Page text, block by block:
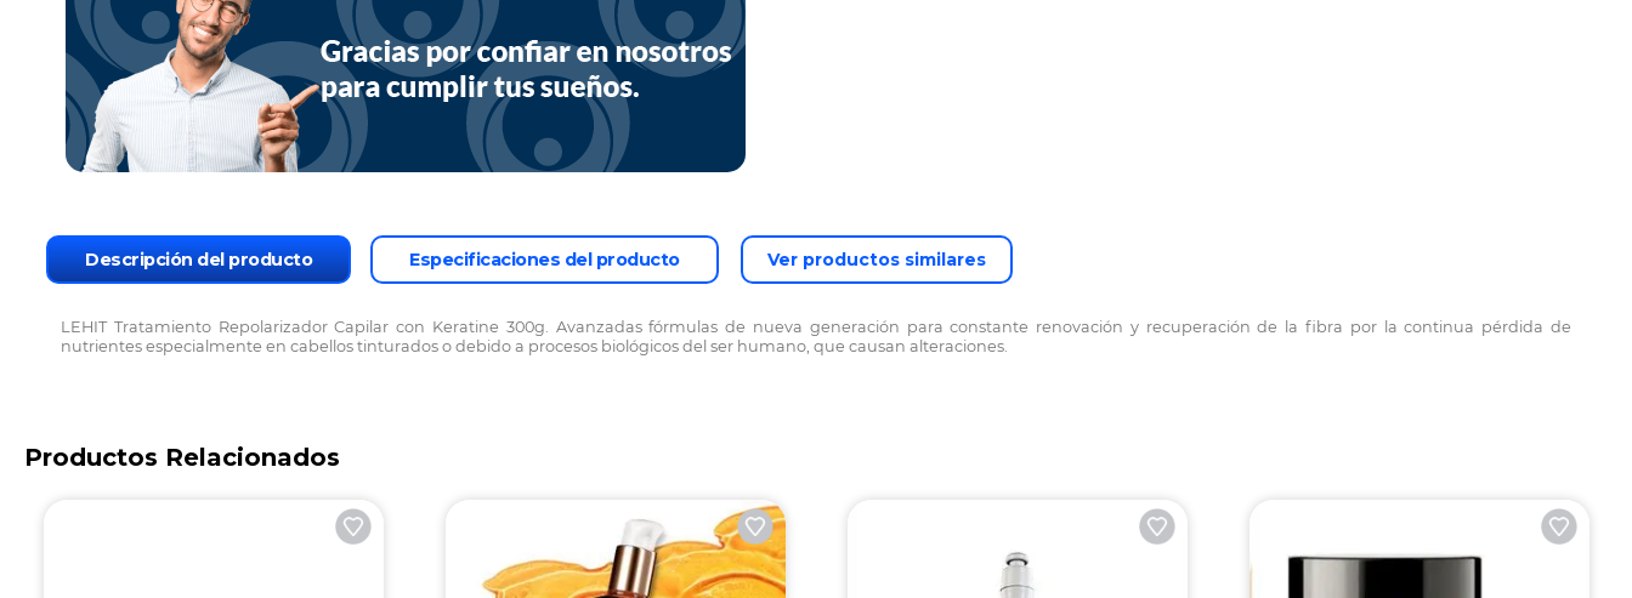
Descripción del producto Especificaciones del producto Ver productos similares
LEHIT Tratamiento Repolarizador Capilar con Keratine 300g. Avanzadas fórmulas de nueva generación para constante renovación y recuperación de la fibra por la continua pérdida de
nutrientes especialmente en cabellos tinturados o debido a procesos biológicos del ser humano, que causan alteraciones.
Productos Relacionados
Lehit Complejo Biologico Mas
Shampoo con Extracto de
Plantas Naturales x240 ml
Recamier shampoo liss control
Wella Blondor Multi Blonde
Decolorante 400g